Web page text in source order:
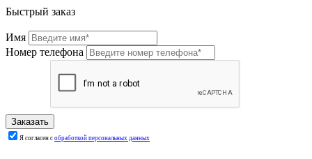
Быстрый заказ
Имя
Номер телефона
Я согласен с обработкой персональных данных